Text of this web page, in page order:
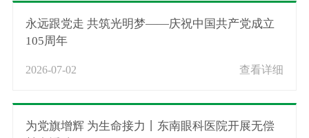
永远跟党走 共筑光明梦——庆祝中国共产党成立
105周年
2026-07-02 查看详细
为党旗增辉 为生命接力丨东南眼科医院开展无偿